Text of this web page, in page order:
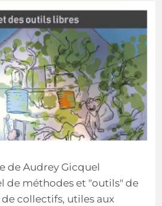
de Audrey Gicquel
de méthodes et "outils" de
collectifs, utiles aux